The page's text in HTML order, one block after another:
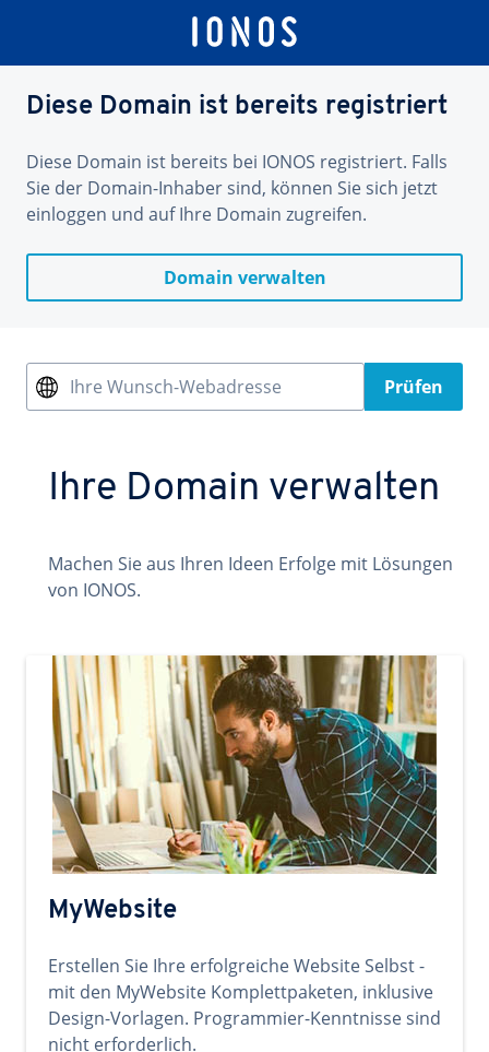
Diese Domain ist bereits registriert
Diese Domain ist bereits bei IONOS registriert. Falls
Sie der Domain-Inhaber sind, können Sie sich jetzt
einloggen und auf Ihre Domain zugreifen.
Domain verwalten
Ihre Wunsch-Webadresse Prüfen
Ihre Domain verwalten
Machen Sie aus Ihren Ideen Erfolge mit Lösungen
von IONOS.
MyWebsite
Erstellen Sie Ihre erfolgreiche Website Selbst -
mit den MyWebsite Komplettpaketen, inklusive
Design-Vorlagen. Programmier-Kenntnisse sind
nicht erforderlich.